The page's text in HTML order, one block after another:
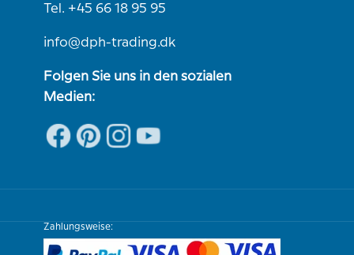
Tel. +45 66 18 95 95
info@dph-trading.dk
Folgen Sie uns in den sozialen
Medien:
Zahlungsweise: